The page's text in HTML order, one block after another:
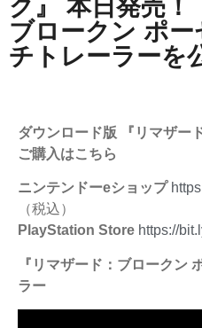
ク』 本日発売！
ブロークン ポ
チトレーラーを
ダウンロード版 『リマザー
ご購入はこちら
ニンテンドーeショップ
（税込）
PlayStation Store https://
『リマザード：ブロークン
ラー